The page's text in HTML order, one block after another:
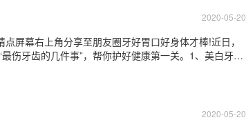
2020-05-20
屏幕右上角分享至朋友圈牙好胃口好身体才棒!近日，
伤牙齿的几件事”，帮你护好健康第一关。1、美白牙齿
2020-05-20